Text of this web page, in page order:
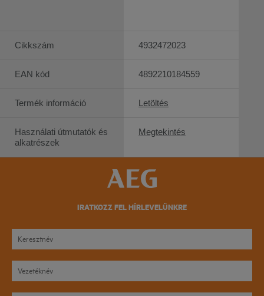
Cikkszám
EAN kód
Termék információ
Használati útmutatók és
alkatrészek
4932472023
4892210184559
Letöltés
Megtekintés
IRATKOZZ FEL HÍRLEVELÜNKRE